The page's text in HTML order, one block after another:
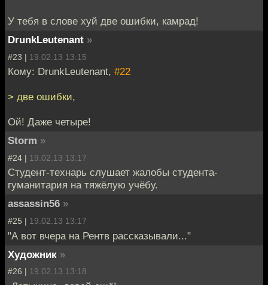
У тебя в слове хуй две ошибки, камрад!
DrunkLeutenant »
#23 | 19.02.13 13:15
Кому: DrunkLeutenant, #22
> две ошибки,
Ой! Даже четыре!
Storm »
#24 | 19.02.13 13:17
Студент-технарь слушает жалобы студента-
гуманитария на тяжёлую учёбу.
assassin56 »
#25 | 19.02.13 13:17
"А вот вчера на Рентв рассказывали..."
Художник »
#26 | 19.02.13 13:18